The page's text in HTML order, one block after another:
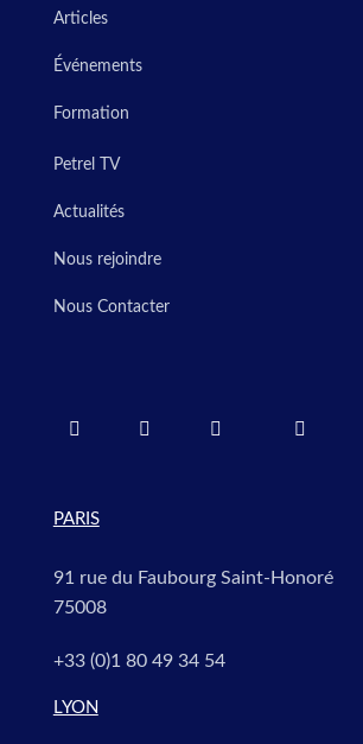
Articles
Événements
Formation
Petrel TV
Actualités
Nous rejoindre
Nous Contacter
PARIS
91 rue du Faubourg Saint-Honoré
75008
+33 (0)1 80 49 34 54
LYON